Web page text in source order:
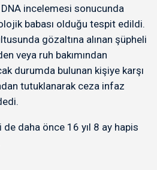
DNA incelemesi sonucunda
babası olduğu tespit edildi.
gözaltına alınan şüpheli
veya ruh bakımından
durumda bulunan kişiye karşı
tutuklanarak ceza infaz
daha önce 16 yıl 8 ay hapis